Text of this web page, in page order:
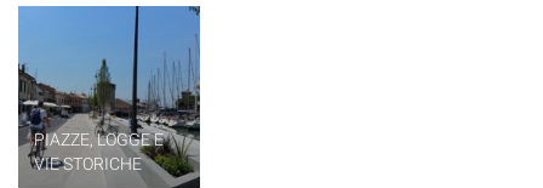
PIAZZE, LOGGE E
VIE STORICHE